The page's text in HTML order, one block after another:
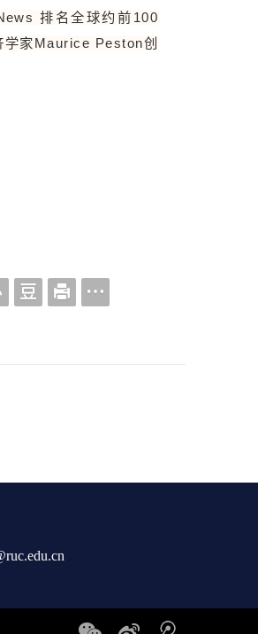
排名全球约前100
学家Maurice Peston创